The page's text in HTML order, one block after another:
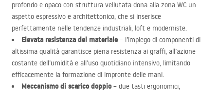
profondo e opaco con struttura vellutata dona alla zona WC un
aspetto espressivo e architettonico, che si inserisce
perfettamente nelle tendenze industriali, loft e moderniste.
Elevata resistenza del materiale – l’impiego di componenti di
altissima qualità garantisce piena resistenza ai graffi, all’azione
costante dell’umidità e all’uso quotidiano intensivo, limitando
efficacemente la formazione di impronte delle mani.
Meccanismo di scarico doppio– due tasti ergonomici,